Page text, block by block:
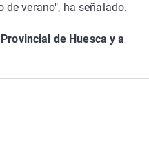
verano", ha señalado.
de Huesca y a